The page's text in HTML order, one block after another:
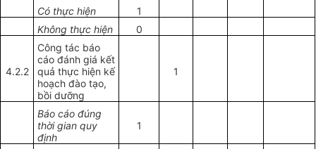
Có thực hiện
1
Không thực hiện
0
4.2.2
Công tác báo
cáo đánh giá kết
quả thực hiện kế
hoạch đào tạo,
bồi dưỡng
1
Báo cáo đúng
thời gian quy
định
1